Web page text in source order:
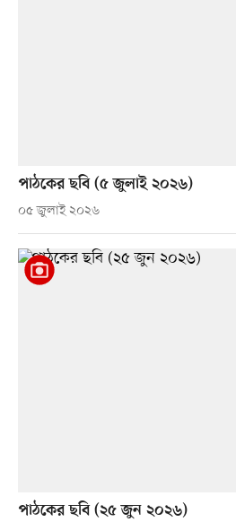
পাঠকের ছবি (৫ জুলাই ২০২৬)
০৫ জুলাই ২০২৬
পাঠকের ছবি (২৫ জুন ২০২৬)